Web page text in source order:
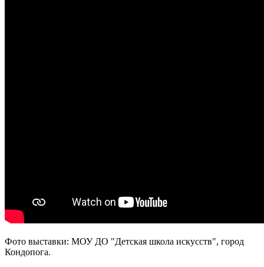
Фото выставки: МОУ ДО "Детская школа искусств", город
Кондопога.